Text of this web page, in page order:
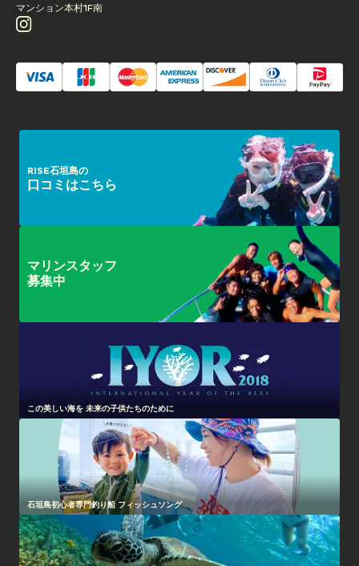
マンション本村1F南
RISE石垣島の
口コミはこちら
マリンスタッフ
募集中
この美しい海を 未来の子供たちのために
石垣島初心者専門釣り船 フィッシュソング